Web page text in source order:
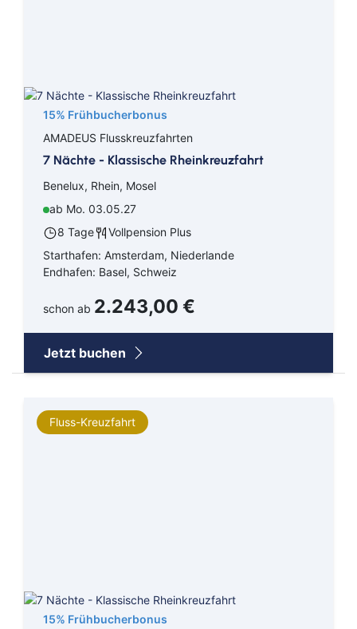
15% Frühbucherbonus
AMADEUS Flusskreuzfahrten
7 Nächte - Klassische Rheinkreuzfahrt
Benelux, Rhein, Mosel
ab Mo. 03.05.27
8 Tage
Vollpension Plus
Starthafen: Amsterdam, Niederlande
Endhafen: Basel, Schweiz
schon ab 2.243,00 €
Jetzt buchen
Fluss-Kreuzfahrt
15% Frühbucherbonus